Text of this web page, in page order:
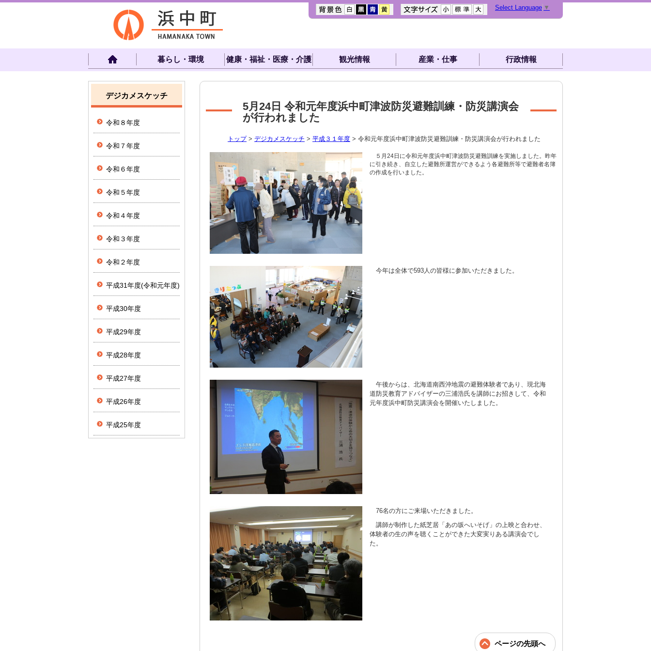
Select Language ▼
暮らし・環境 健康・福祉・医療・介護 観光情報 産業・仕事 行政情報
5月24日 令和元年度浜中町津波防災避難訓練・防災講演会
が行われました
トップ> デジカメスケッチ > 平成３１年度 > 令和元年度浜中町津波防災避難訓練・防災講演会が行われました
５月24日に令和元年度浜中町津波防災避難訓練を実施しました。昨年
に引き続き、自立した避難所運営ができるよう各避難所等で避難者名簿
の作成を行いました。
今年は全体で593人の皆様に参加いただきました。
午後からは、北海道南西沖地震の避難体験者であり、現北海
道防災教育アドバイザーの三浦浩氏を講師にお招きして、令和
元年度浜中町防災講演会を開催いたしました。
76名の方にご来場いただきました。
講師が制作した紙芝居「あの坂へいそげ」の上映と合わせ、
体験者の生の声を聴くことができた大変実りある講演会でし
た。
ページの先頭へ
デジカメスケッチ
令和８年度
令和７年度
令和６年度
令和５年度
令和４年度
令和３年度
令和２年度
平成31年度(令和元年度)
平成30年度
平成29年度
平成28年度
平成27年度
平成26年度
平成25年度